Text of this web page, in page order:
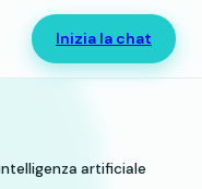
Inizia la chat
artificiale